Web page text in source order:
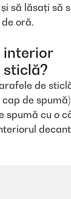
să lăsați să
oră.
interior
sticlă?
de
de
spumă cu o